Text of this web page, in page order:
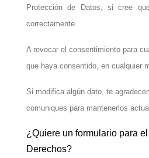
Protección de Datos, si cree
correctamente.
A revocar el consentimiento para
que haya consentido, en cualquier
Si modifica algún dato, te
comuniques para mantenerlos
¿Quiere un formulario para
Derechos?